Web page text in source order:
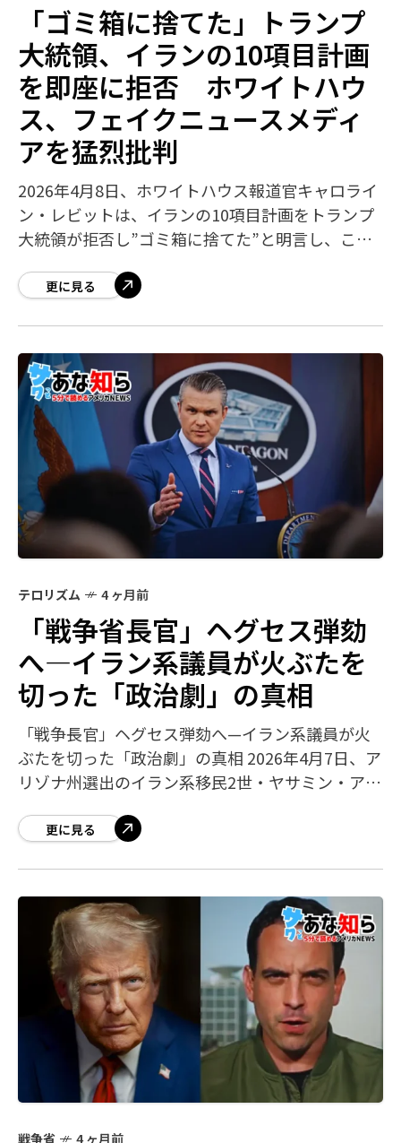
「ゴミ箱に捨てた」トランプ
大統領、イランの10項目計画
を即座に拒否 ホワイトハウ
ス、フェイクニュースメディ
アを猛烈批判
2026年4月8日、ホワイトハウス報道官キャロライ
ン・レビットは、イランの10項目計画をトランプ
大統領が拒否し”ゴミ箱に捨てた”と明言し、この
ィアを公開の場で厳しく叱責しました
更に見る
テロリズム 4 ヶ月前
「戦争省長官」ヘグセス弾劾
へ—イラン系議員が火ぶたを
切った「政治劇」の真相
「戦争長官」ヘグセス弾劾へ—イラン系議員が火
ぶたを切った「政治劇」の真相 2026年4月7日、ア
リゾナ州選出のイラン系移民2世・ヤサミン・アン
防省長官（通称「戦争省長官」）に対
更に見る
戦争省 4 ヶ月前